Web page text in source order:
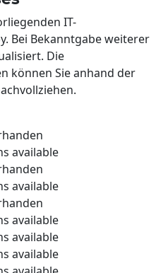
IT-
Bei Bekanntgabe weiterer
Die
können Sie anhand der
available
available
available
available
available